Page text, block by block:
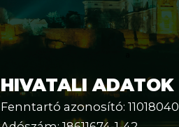
HIVATALI ADATOK
Fenntartó azonosító: 11018040